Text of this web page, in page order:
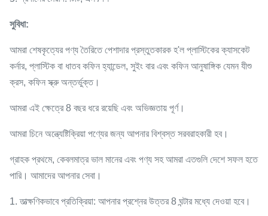
সুবিধা:
আমরা শেষকৃত্যের পণ্য তৈরিতে পেশাদার প্রস্তুতকারক হ'ল প্লাস্টিকের ক্যাসকেট
কর্নার, প্লাস্টিক বা ধাতব কফিন হ্যান্ডেল, সুইং বার এবং কফিন আনুষাঙ্গিক যেমন যীশু
ক্রস, কফিন স্ক্রু অন্তর্ভুক্ত।
আমরা এই ক্ষেত্রে 8 বছর ধরে রয়েছি এবং অভিজ্ঞতায় পূর্ণ।
আমরা চিনে অন্ত্যেষ্টিক্রিয়া পণ্যের জন্য আপনার বিশ্বস্ত সরবরাহকারী হব।
গ্রাহক প্রথমে, কেবলমাত্র ভাল মানের এবং পণ্য সহ আমরা এতগুলি দেশে সফল হতে
পারি। আমাদের আপনার সেবা।
1. তাত্ক্ষণিকভাবে প্রতিক্রিয়া: আপনার প্রশ্নের উত্তর 8 ঘন্টার মধ্যে দেওয়া হবে।